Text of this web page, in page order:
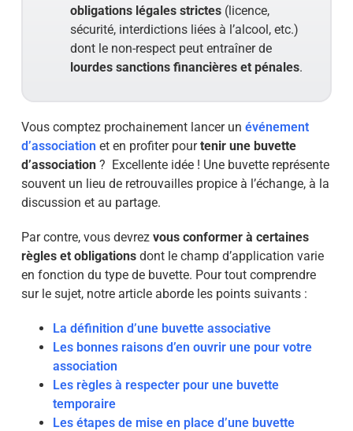
obligations légales strictes(licence,
sécurité, interdictions liées à l’alcool, etc.)
dont le non-respect peut entraîner de
lourdes sanctions financières et pénales.
Vous comptez prochainement lancer un événement
d’association et en profiter pourtenir une buvette
d’association? Excellente idée ! Une buvette représente
souvent un lieu de retrouvailles propice à l’échange, à la
discussion et au partage.
Par contre, vous devrez vous conformer à certaines
règles et obligationsdont le champ d’application varie
en fonction du type de buvette. Pour tout comprendre
sur le sujet, notre article aborde les points suivants :
La définition d’une buvette associative
Les bonnes raisons d’en ouvrir une pour votre
association
Les règles à respecter pour une buvette
temporaire
Les étapes de mise en place d’une buvette